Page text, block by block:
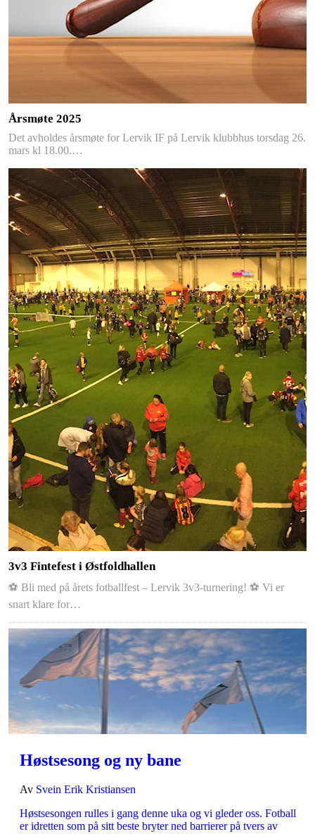
Årsmøte 2025
Det avholdes årsmøte for Lervik IF på Lervik klubbhus torsdag 26.
mars kl 18.00.…
3v3 Fintefest i Østfoldhallen
⚽️ Bli med på årets fotballfest – Lervik 3v3-turnering! ⚽️ Vi er
snart klare for…
Høstsesong og ny bane
Av Svein Erik Kristiansen
Høstsesongen rulles i gang denne uka og vi gleder oss. Fotball
er idretten som på sitt beste bryter ned barrierer på tvers av